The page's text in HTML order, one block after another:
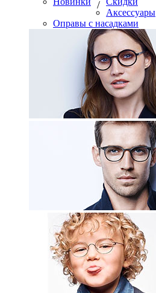
/
Аксессуары
Оправы с насадками